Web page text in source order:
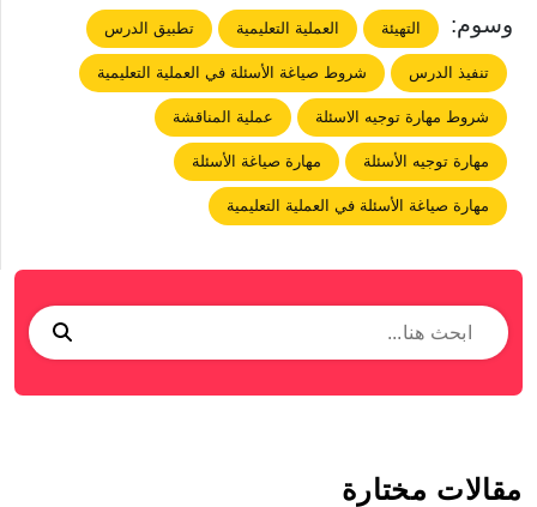
وسوم: التهيئة العملية التعليمية تطبيق الدرس
تنفيذ الدرس شروط صياغة الأسئلة في العملية التعليمية
شروط مهارة توجيه الاسئلة عملية المناقشة
مهارة توجيه الأسئلة مهارة صياغة الأسئلة
مهارة صياغة الأسئلة في العملية التعليمية
مقالات مختارة